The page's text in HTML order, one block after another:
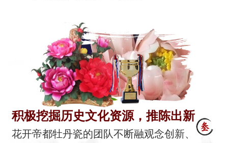
积极挖掘历史文化资源，推陈出新
花开帝都牡丹瓷的团队不断融观念创新、